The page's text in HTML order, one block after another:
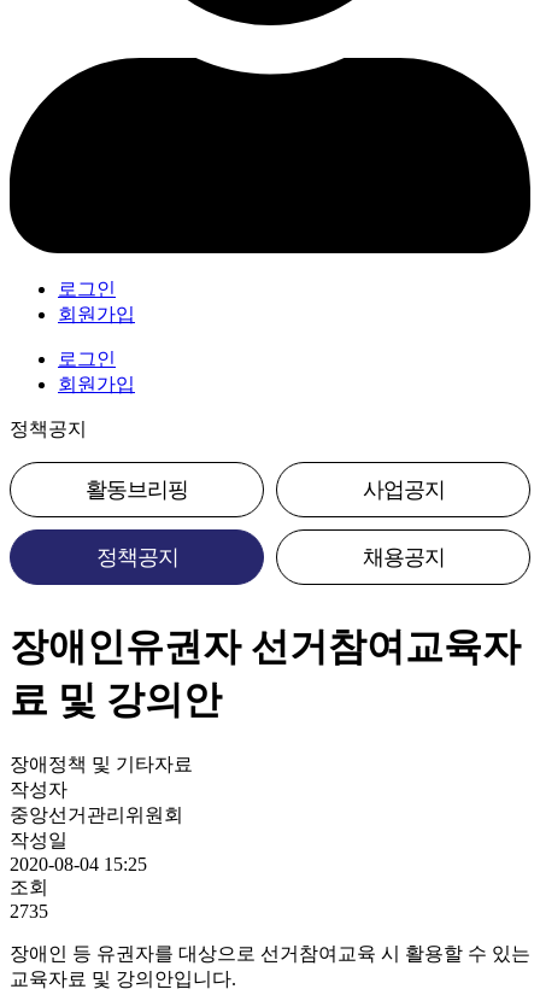
로그인
회원가입
로그인
회원가입
정책공지
활동브리핑 사업공지
정책공지 채용공지
장애인유권자 선거참여교육자
료 및 강의안
장애정책 및 기타자료
작성자
중앙선거관리위원회
작성일
2020-08-04 15:25
조회
2735
장애인 등 유권자를 대상으로 선거참여교육 시 활용할 수 있는
교육자료 및 강의안입니다.